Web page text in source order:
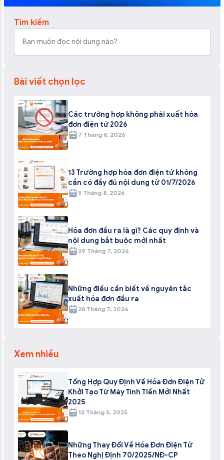
Tìm kiếm
Bài viết chọn lọc
Các trường hợp không phải xuất hóa
đơn điện tử 2026
7 Tháng 8, 2026
13 Trường hợp hóa đơn điện tử không
cần có đầy đủ nội dung từ 01/7/2026
5 Tháng 8, 2026
Hóa đơn đầu ra là gì? Các quy định và
nội dung bắt buộc mới nhất
29 Tháng 7, 2026
Những điều cần biết về nguyên tắc
xuất hóa đơn đầu ra
28 Tháng 7, 2026
Xem nhiều
Tổng Hợp Quy Định Về Hóa Đơn Điện Tử
Khởi Tạo Từ Máy Tính Tiền Mới Nhất
2025
13 Tháng 5, 2025
Những Thay Đổi Về Hóa Đơn Điện Tử
Theo Nghị Định 70/2025/NĐ-CP